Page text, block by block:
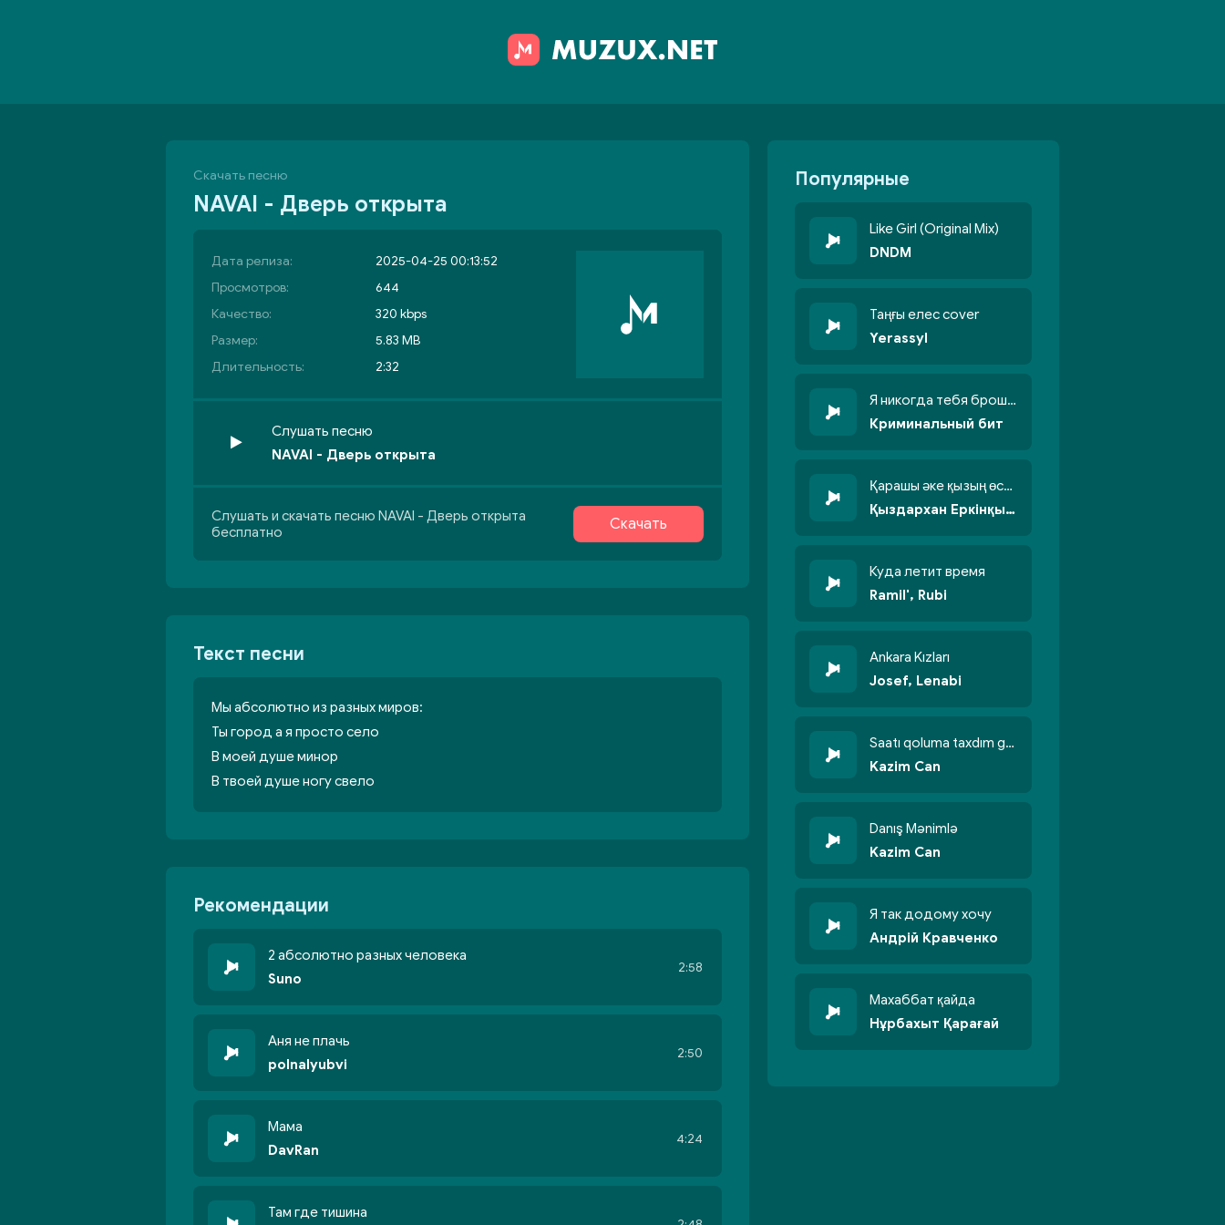
Скачать песню
NAVAI - Дверь открыта
Дата релиза:
2025-04-25 00:13:52
Просмотров:
644
Качество:
320 kbps
Размер:
5.83 MB
Длительность:
2:32
Слушать песню
NAVAI - Дверь открыта
Слушать и скачать песню NAVAI - Дверь открыта
бесплатно
Скачать
Текст песни
Мы абсолютно из разных миров:
Ты город а я просто село
В моей душе минор
В твоей душе ногу свело
Рекомендации
2 абсолютно разных человека
Suno
2:58
Аня не плачь
polnalyubvi
2:50
Мама
DavRan
4:24
Там где тишина
Популярные
Like Girl (Original Mix)
DNDM
Таңғы елес cover
Yerassyl
Я никогда тебя брошу никогда не кину
Криминальный бит
Қарашы әке қызың өсті бойжеттіп
Қыздархан Еркінқызы
Куда летит время
Ramil', Rubi
Ankara Kızları
Josef, Lenabi
Saatı qoluma taxdım göyün üzünə qalxdım
Kazim Can
Danış Mənimlə
Kazim Can
Я так додому хочу
Андрій Кравченко
Махаббат қайда
Нұрбахыт Қарағай